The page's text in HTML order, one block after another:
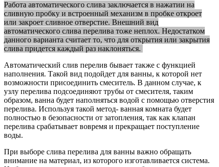
Работа автоматического слива заключается в нажатии на
сливную пробку и встроенный механизм в пробке откроет
или закроет сливное отверстие. Внешний вид
автоматического слива перелива тоже неплох. Недостатком
данного варианта считает то, что для открытия или закрытия
слива придется каждый раз наклоняться.
Автоматический слив перелив бывает также с функцией
наполнения. Такой вид подойдет для ванны, к которой нет
возможности присоединить смеситель. В данном случае, к
узлу перелива подсоединяют трубы от смесителя, таким
образом, ванна будет наполняться водой с помощью отверстия
перелива. Используя такой метод- ванная комната будет
полностью в безопасности от затопления, так как клапан
перелива срабатывает вовремя и прекращает поступление
воды.
При выборе слива перелива для ванны важно обращать
внимание на материал, из которого изготавливается система.